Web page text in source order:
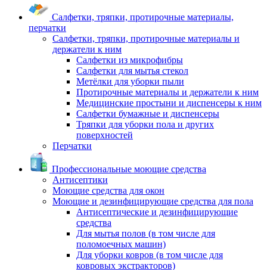
Салфетки, тряпки, протирочные материалы,
перчатки
Салфетки, тряпки, протирочные материалы и
держатели к ним
Салфетки из микрофибры
Салфетки для мытья стекол
Метёлки для уборки пыли
Протирочные материалы и держатели к ним
Медицинские простыни и диспенсеры к ним
Салфетки бумажные и диспенсеры
Тряпки для уборки пола и других
поверхностей
Перчатки
Профессиональные моющие средства
Антисептики
Моющие средства для окон
Моющие и дезинфицирующие средства для пола
Антисептические и дезинфицирующие
средства
Для мытья полов (в том числе для
поломоечных машин)
Для уборки ковров (в том числе для
ковровых экстракторов)